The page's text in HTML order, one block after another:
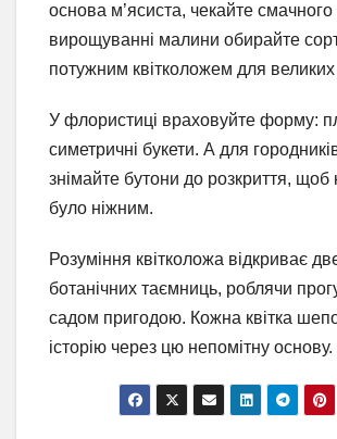
основа м’ясиста, чекайте
вирощуванні малини обирайте
потужним квітколожем для великих
У флористиці враховуйте форму:
симетричні букети. А для
знімайте бутони до розкриття, щоб
було ніжним.
Розуміння квітколожа відкриває
ботанічних таємниць, роблячи
садом пригодою. Кожна квітка
історію через цю непомітну основу.